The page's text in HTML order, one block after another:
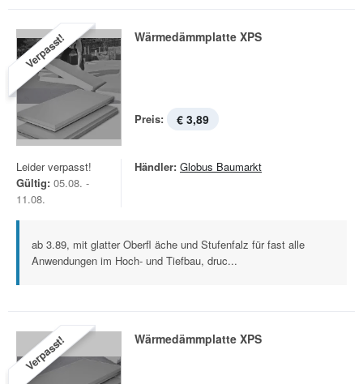
Verpasst! Wärmedämmplatte XPS
Preis: € 3,89
Leider verpasst!
Gültig: 05.08. -
11.08.
Händler: Globus Baumarkt
ab 3.89, mit glatter Oberfl äche und Stufenfalz für fast alle
Anwendungen im Hoch- und Tiefbau, druc...
Verpasst! Wärmedämmplatte XPS